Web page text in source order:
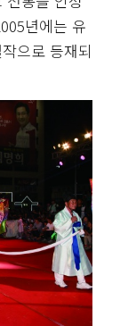
년에는 유
으로 등재되